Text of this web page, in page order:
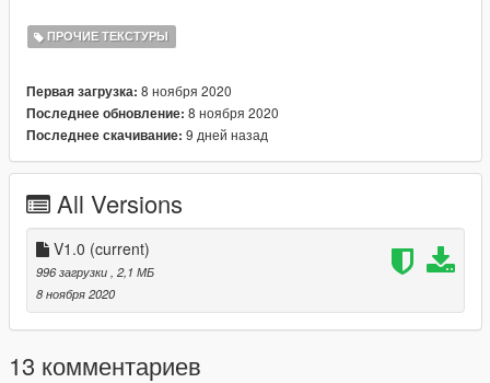
GTAV\x64h.rpf\levels\gta5\props\roadside\v_traffic_lights.rpf\
香港亞洲國際都會廣告燈柱
這個pack replace了部分燈柱，如果你發現有任何問題，歡迎加
入我的Discord server (https://discord.gg/UsM6R9H) 聯絡我，希
路徑:
GTAV\x64h.rpf\levels\gta5\props\roadside\v_traffic_lights.rpf\
ПРОЧИЕ ТЕКСТУРЫ
Первая загрузка: 8 ноября 2020
Последнее обновление: 8 ноября 2020
Последнее скачивание: 9 дней назад
All Versions
V1.0 (current)
996 загрузки , 2,1 МБ
8 ноября 2020
13 комментариев